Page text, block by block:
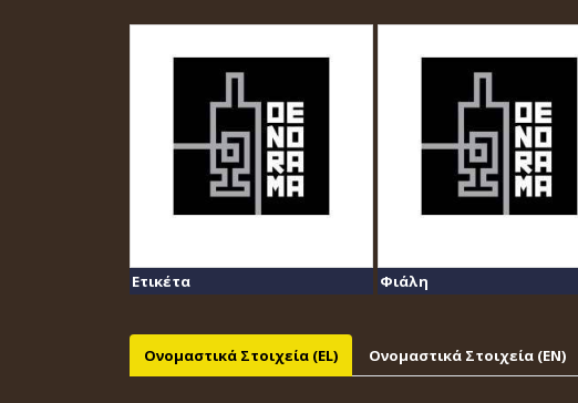
Ετικέτα Φιάλη
Ονομαστικά Στοιχεία (EL) Ονομαστικά Στοιχεία (EΝ)